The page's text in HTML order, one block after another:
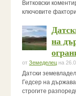
Витковски
ключовите
на
отЗемеделец на
Датски
Гедсер на
строгите